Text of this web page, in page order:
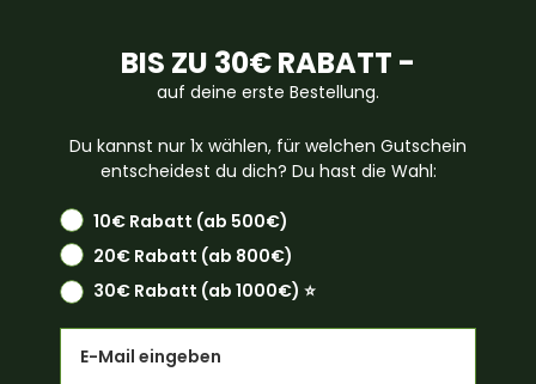
BIS ZU 30€ RABATT -
auf deine erste Bestellung.
Du kannst nur 1x wählen, für welchen Gutschein
entscheidest du dich? Du hast die Wahl:
10€ Rabatt (ab 500€)
20€ Rabatt (ab 800€)
30€ Rabatt (ab 1000€) ⭐️